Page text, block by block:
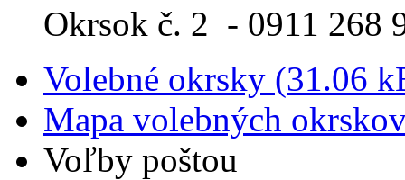
Okrsok č. 2 - 0911 268
Volebné okrsky (31.06
Mapa volebných
Voľby poštou